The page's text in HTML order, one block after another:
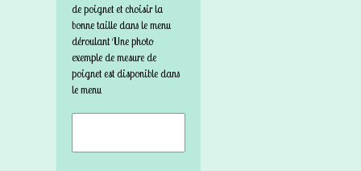
de poignet et choisir la
bonne taille dans le menu
déroulant Une photo
exemple de mesure de
poignet est disponible dans
le menu